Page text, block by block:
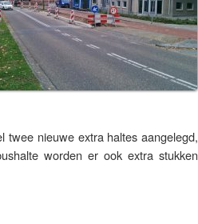
twee nieuwe extra haltes aangelegd,
worden er ook extra stukken